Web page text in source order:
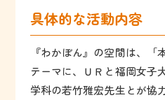
具体的な活動内容
『わかぼん』の空間は、
テーマに、ＵＲと福岡女子
学科の若竹雅宏先生とが協